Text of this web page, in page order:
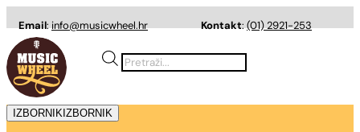
Email:info@musicwheel.hr Kontakt:(01) 2921-253
Products
search
IZBORNIK IZBORNIK